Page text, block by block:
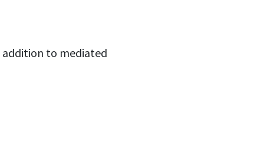
addition to mediated